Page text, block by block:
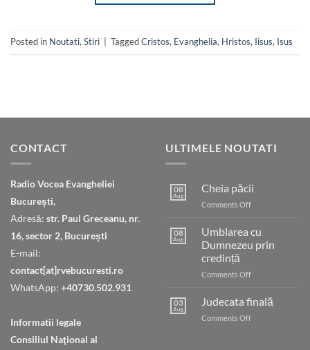
Posted in Noutati, Stiri TaggedCristos, Evanghelia, Hristos, Iisus, Isus
CONTACT
Radio Vocea Evangheliei
București,
Adresă: str. Paul Greceanu, nr.
16, sector 2, București
E-mail:
contact[at]rvebucuresti.ro
WhatsApp: +40730.502.931
Informatii legale
Consiliul Naţional al
ULTIMELE NOUTATI
08
Aug
Cheia păcii
Comments Offon
08
Aug
Umblarea cu
Dumnezeu prin
credință
Comments Offon
cu
Dumnezeu
prin
03
Aug
Judecata finală
Comments Offon